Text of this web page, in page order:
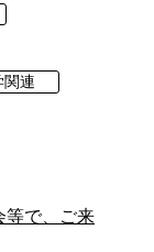
関連
等で、ご来